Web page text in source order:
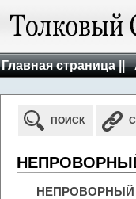
Главная страница ||
ПОИСК
НЕПРОВОРНЫЙ